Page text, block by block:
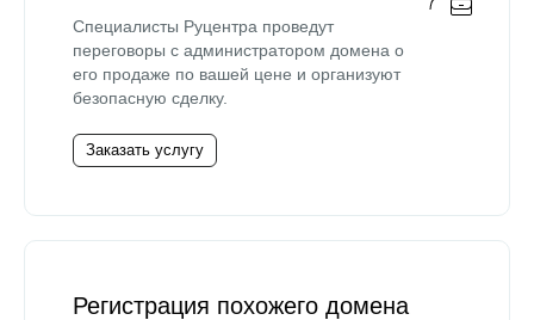
Специалисты Руцентра проведут
переговоры с администратором домена о
его продаже по вашей цене и организуют
безопасную сделку.
Заказать услугу
Регистрация похожего домена